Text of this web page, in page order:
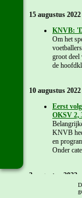
15 augustus 2022
KNVB:
Om het
groot deel
de
10 augustus 2022
Eerst
OKSV 2,
KNVB
en
Onder
3 augustus 2022
KNVB: